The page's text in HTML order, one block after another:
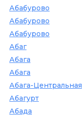
Абабурово
Абабурово
Абабурово
Абаг
Абага
Абага
Абага-Центральная
Абагурт
Абада